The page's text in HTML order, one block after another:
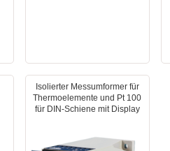
Isolierter Messumformer für
Thermoelemente und Pt 100
für DIN-Schiene mit Display